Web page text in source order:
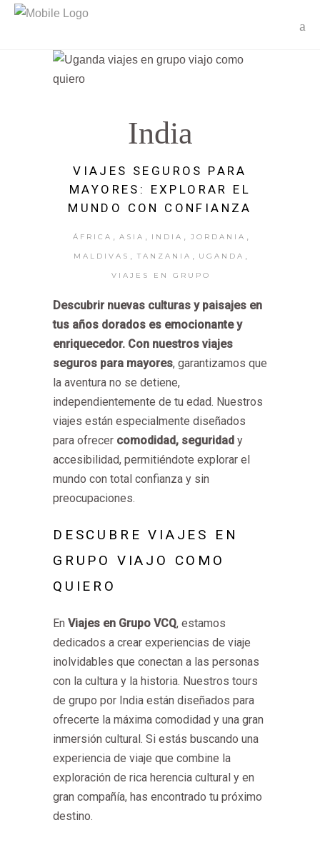
India
VIAJES SEGUROS PARA
MAYORES: EXPLORAR EL
MUNDO CON CONFIANZA
ÁFRICA ASIA INDIA JORDANIA
MALDIVAS TANZANIA UGANDA
VIAJES EN GRUPO
Descubrir nuevas culturas y paisajes en
tus años dorados es emocionante y
enriquecedor. Con nuestros viajes
seguros para mayores, garantizamos que
la aventura no se detiene,
independientemente de tu edad. Nuestros
viajes están especialmente diseñados
para ofrecer comodidad, seguridad y
accesibilidad, permitiéndote explorar el
mundo con total confianza y sin
preocupaciones.
DESCUBRE VIAJES EN
GRUPO VIAJO COMO
QUIERO
En Viajes en Grupo VCQ, estamos
dedicados a crear experiencias de viaje
inolvidables que conectan a las personas
con la cultura y la historia. Nuestros tours
de grupo por India están diseñados para
ofrecerte la máxima comodidad y una gran
inmersión cultural. Si estás buscando una
experiencia de viaje que combine la
exploración de rica herencia cultural y en
gran compañía, has encontrado tu próximo
destino.